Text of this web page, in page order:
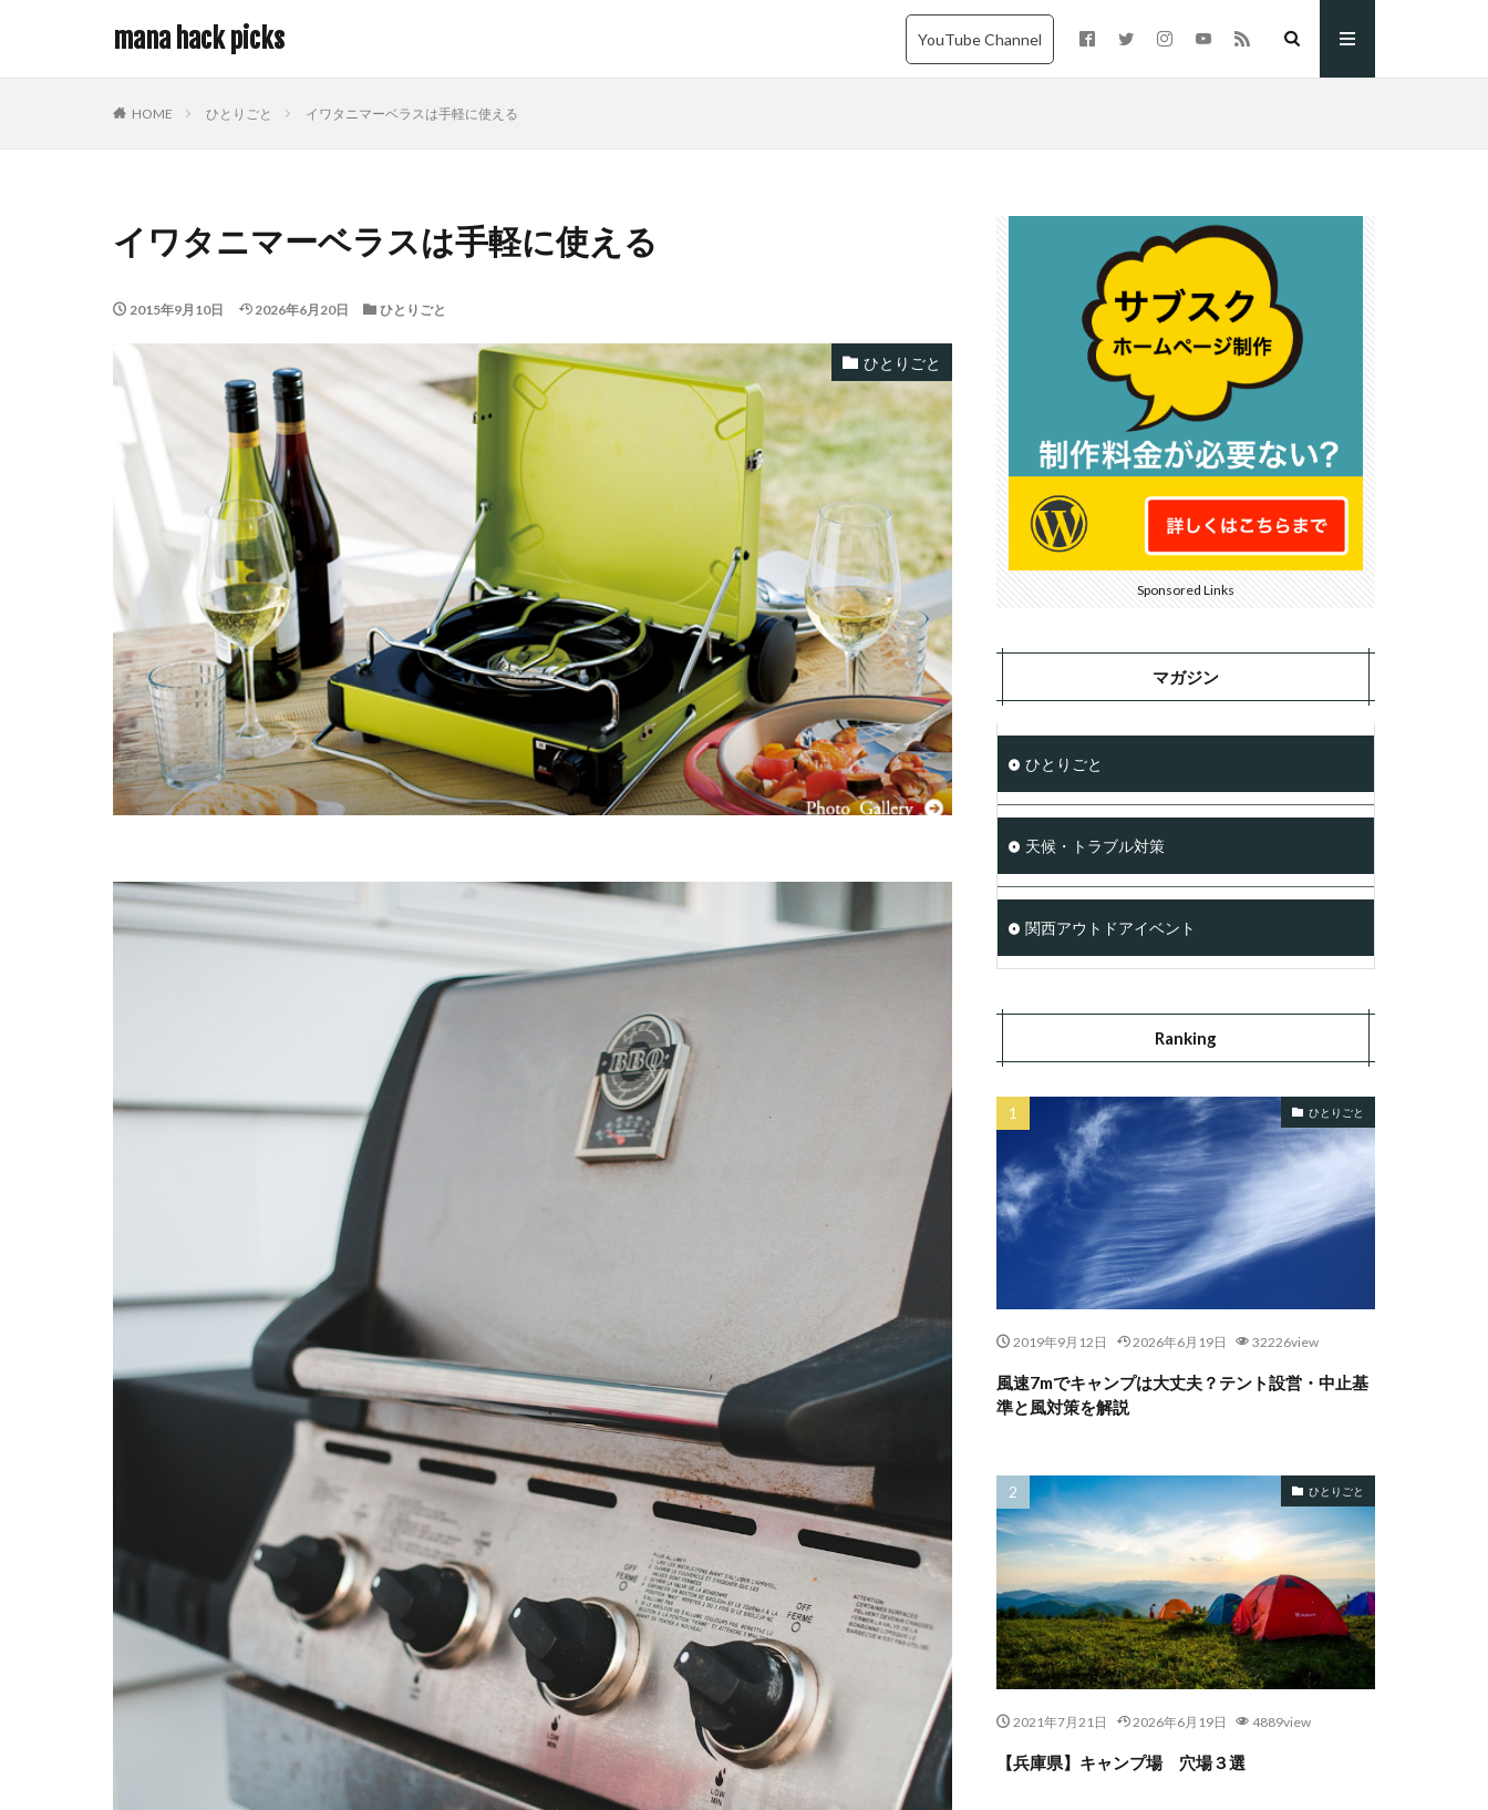
mana hack picks YouTube Channel
HOME ひとりごと イワタニマーベラスは手軽に使える
イワタニマーベラスは手軽に使える
2015年9月10日 2026年6月20日 ひとりごと
ひとりごと
Sponsored Links
マガジン
ひとりごと
天候・トラブル対策
関西アウトドアイベント
Ranking
ひとりごと
2019年9月12日 2026年6月19日 32226view
風速7mでキャンプは大丈夫？テント設営・中止基
準と風対策を解説
ひとりごと
2021年7月21日 2026年6月19日 4889view
【兵庫県】キャンプ場 穴場３選